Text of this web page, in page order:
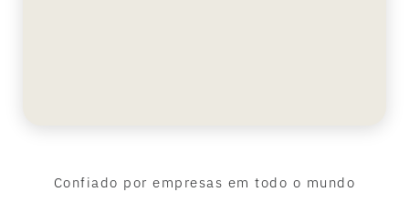
Confiado por empresas em todo o mundo